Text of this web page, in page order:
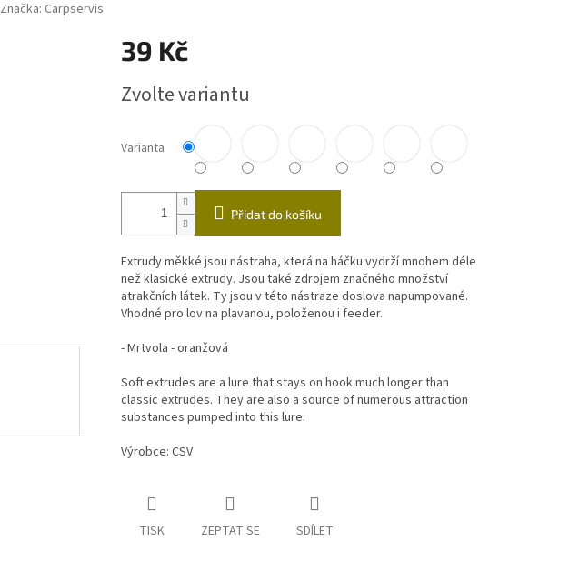
Značka: Carpservis
39 Kč
cena:
Zvolte variantu
Varianta
Přidat do košíku
Extrudy měkké jsou nástraha, která na háčku vydrží mnohem déle
než klasické extrudy. Jsou také zdrojem značného množství
atrakčních látek. Ty jsou v této nástraze doslova napumpované.
Vhodné pro lov na plavanou, položenou i feeder.
- Mrtvola - oranžová
Soft extrudes are a lure that stays on hook much longer than
classic extrudes. They are also a source of numerous attraction
substances pumped into this lure.
Výrobce: CSV
TISK ZEPTAT SE SDÍLET